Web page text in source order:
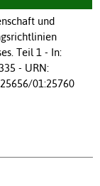
und
Teil 1 - In:
- URN:
01:25760